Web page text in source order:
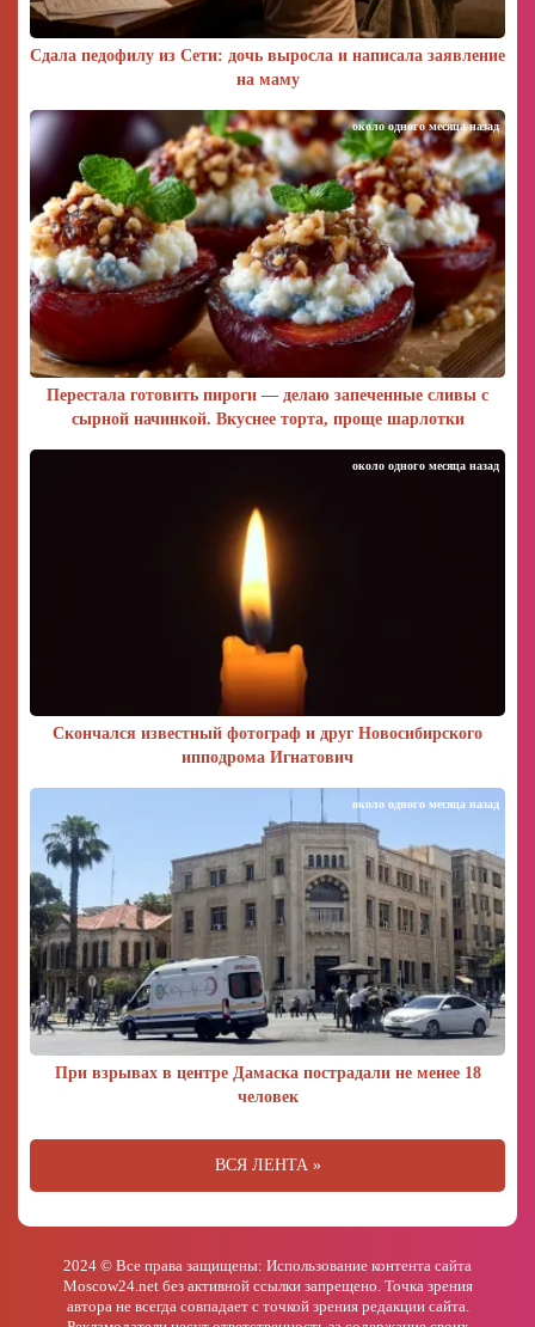
Сдала педофилу из Сети: дочь выросла и написала заявление
на маму
Перестала готовить пироги — делаю запеченные сливы с
сырной начинкой. Вкуснее торта, проще шарлотки
около одного месяца назад
Скончался известный фотограф и друг Новосибирского
ипподрома Игнатович
около одного месяца назад
При взрывах в центре Дамаска пострадали не менее 18
человек
около одного месяца назад
ВСЯ ЛЕНТА »
2024 © Все права защищены: Использование контента сайта
Moscow24.net без активной ссылки запрещено. Точка зрения
автора не всегда совпадает с точкой зрения редакции сайта.